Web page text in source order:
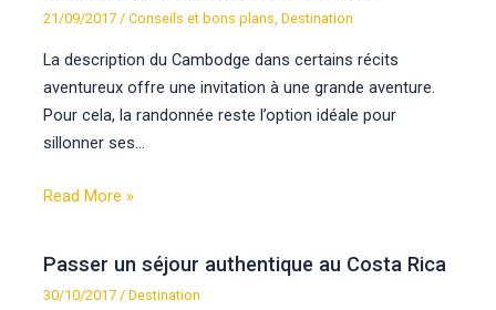
21/09/2017/Conseils et bons plans,Destination
La description du Cambodge dans certains récits
aventureux offre une invitation à une grande aventure.
Pour cela, la randonnée reste l’option idéale pour
sillonner ses…
Read More »
Passer un séjour authentique au Costa Rica
30/10/2017 /Destination